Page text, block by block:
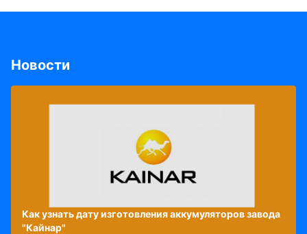
Новости
Как узнать дату изготовления аккумуляторов завода
"Кайнар"